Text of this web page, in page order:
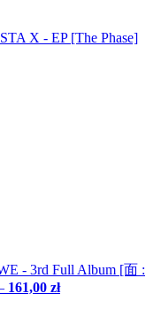
X - EP [The Phase]
- 3rd Full Album [面 :
161,00 zł